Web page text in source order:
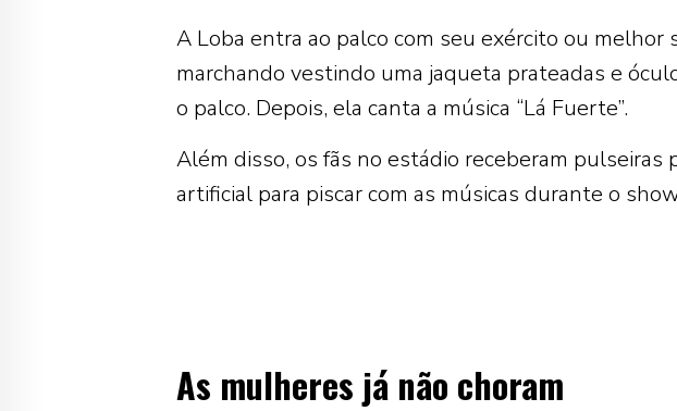
A Loba entra ao palco com seu exército ou melhor
marchando vestindo uma jaqueta prateadas e
o palco. Depois, ela canta a música “Lá Fuerte”.
Além disso, os fãs no estádio receberam pulseiras
artificial para piscar com as músicas durante o
As mulheres já não choram